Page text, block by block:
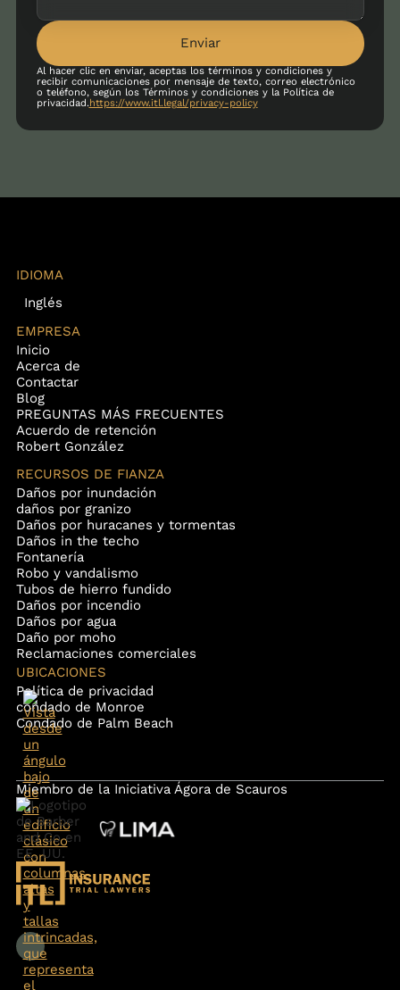
Enviar
Al hacer clic en enviar, aceptas los términos y condiciones y
recibir comunicaciones por mensaje de texto, correo electrónico
o teléfono, según los Términos y condiciones y la Política de
privacidad.https://www.itl.legal/privacy-policy
IDIOMA
Inglés
EMPRESA
Inicio
Acerca de
Contactar
Blog
PREGUNTAS MÁS FRECUENTES
Acuerdo de retención
Robert González
RECURSOS DE FIANZA
Daños por inundación
daños por granizo
Daños por huracanes y tormentas
Daños in the techo
Fontanería
Robo y vandalismo
Tubos de hierro fundido
Daños por incendio
Daños por agua
Daño por moho
Reclamaciones comerciales
UBICACIONES
Política de privacidad
condado de Monroe
Condado de Palm Beach
Miembro de la Iniciativa Ágora de Scauros